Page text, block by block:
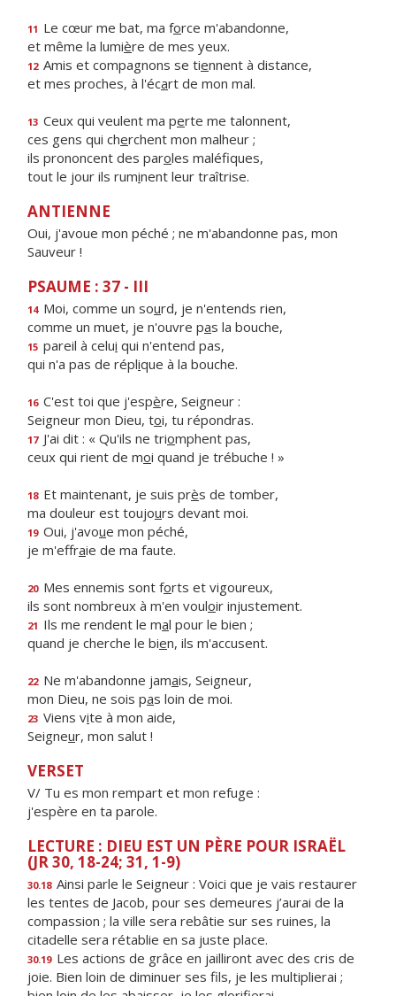
11 Le cœur me bat, ma force m'abandonne,
et même la lumière de mes yeux.
12 Amis et compagnons se tiennent à distance,
et mes proches, à l'écart de mon mal.
13 Ceux qui veulent ma perte me talonnent,
ces gens qui cherchent mon malheur ;
ils prononcent des paroles maléfiques,
tout le jour ils ruminent leur traîtrise.
ANTIENNE
Oui, j'avoue mon péché ; ne m'abandonne pas, mon
Sauveur !
PSAUME : 37 - III
14 Moi, comme un sourd, je n'entends rien,
comme un muet, je n'ouvre pas la bouche,
15 pareil à celui qui n'entend pas,
qui n'a pas de réplique à la bouche.
16 C'est toi que j'espère, Seigneur :
Seigneur mon Dieu, toi, tu répondras.
17 J'ai dit : « Qu'ils ne triomphent pas,
ceux qui rient de moi quand je trébuche ! »
18 Et maintenant, je suis près de tomber,
ma douleur est toujours devant moi.
19 Oui, j'avoue mon péché,
je m'effraie de ma faute.
20 Mes ennemis sont forts et vigoureux,
ils sont nombreux à m'en vouloir injustement.
21 Ils me rendent le mal pour le bien ;
quand je cherche le bien, ils m'accusent.
22 Ne m'abandonne jamais, Seigneur,
mon Dieu, ne sois pas loin de moi.
23 Viens vite à mon aide,
Seigneur, mon salut !
VERSET
V/ Tu es mon rempart et mon refuge :
j'espère en ta parole.
LECTURE : DIEU EST UN PÈRE POUR ISRAËL
(JR 30, 18-24; 31, 1-9)
30.18 Ainsi parle le Seigneur : Voici que je vais restaurer
les tentes de Jacob, pour ses demeures j’aurai de la
compassion ; la ville sera rebâtie sur ses ruines, la
citadelle sera rétablie en sa juste place.
30.19 Les actions de grâce en jailliront avec des cris de
joie. Bien loin de diminuer ses fils, je les multiplierai ;